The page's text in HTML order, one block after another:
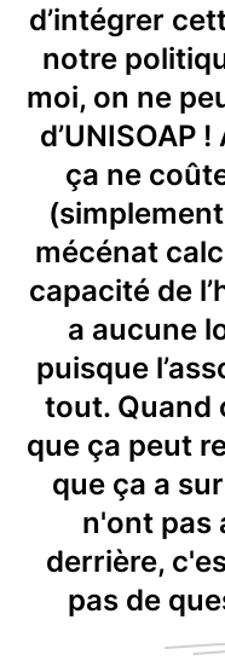
d’intégrer
notre
moi, on ne
d’UNISOAP
ça ne
mécénat
capacité de
a aucune
puisque
tout. Quand
que ça peut
que ça a
n'ont pas
derrière,
pas de